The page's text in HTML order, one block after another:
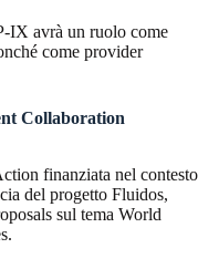
IX avrà un ruolo come
come provider
Collaboration
finanziata nel contesto
del progetto Fluidos,
sul tema World